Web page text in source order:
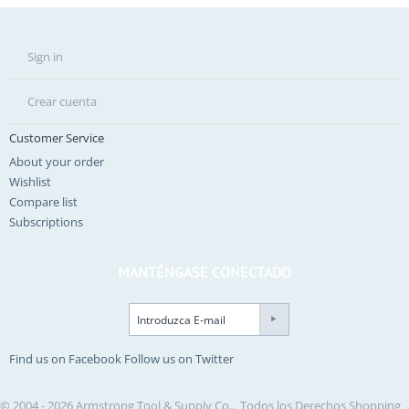
Sign in
Crear cuenta
Customer Service
About your order
Wishlist
Compare list
Subscriptions
MANTÉNGASE CONECTADO
Find us on Facebook Follow us on Twitter
© 2004 - 2026 Armstrong Tool & Supply Co.. Todos los Derechos Shopping